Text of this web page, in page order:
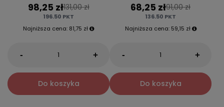
98,25 zł131,00 zł
196.50 PKT
Najniższa cena: 81,75 zł
- +
Do koszyka
68,25 zł91,00 zł
136.50 PKT
Najniższa cena: 59,15 zł
- +
Do koszyka